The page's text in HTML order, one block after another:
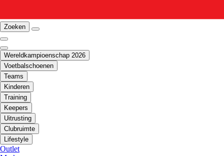
Zoeken
Wereldkampioenschap 2026
Voetbalschoenen
Teams
Kinderen
Training
Keepers
Uitrusting
Clubruimte
Lifestyle
Outlet